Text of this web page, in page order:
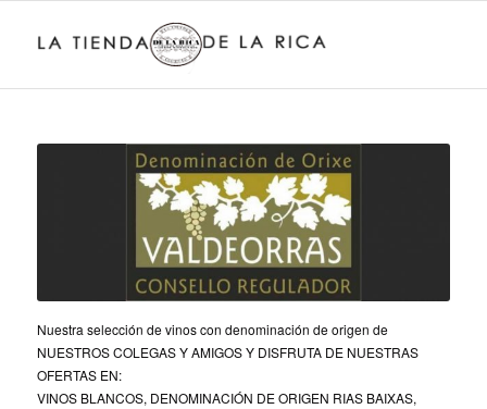
Nuestra selección de vinos con denominación de origen de
NUESTROS COLEGAS Y AMIGOS Y DISFRUTA DE NUESTRAS
OFERTAS EN:
VINOS BLANCOS, DENOMINACIÓN DE ORIGEN RIAS BAIXAS,